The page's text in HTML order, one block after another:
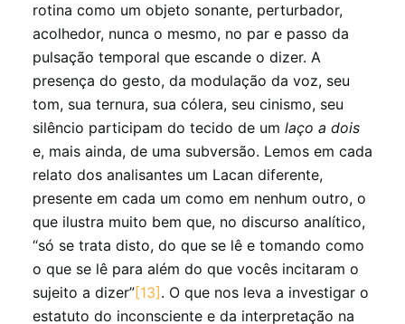
rotina como um objeto sonante, perturbador,
acolhedor, nunca o mesmo, no par e passo da
pulsação temporal que escande o dizer. A
presença do gesto, da modulação da voz, seu
tom, sua ternura, sua cólera, seu cinismo, seu
silêncio participam do tecido de um laço a dois
e, mais ainda, de uma subversão. Lemos em cada
relato dos analisantes um Lacan diferente,
presente em cada um como em nenhum outro, o
que ilustra muito bem que, no discurso analítico,
“só se trata disto, do que se lê e tomando como
o que se lê para além do que vocês incitaram o
sujeito a dizer”[13] . O que nos leva a investigar o
estatuto do inconsciente e da interpretação na